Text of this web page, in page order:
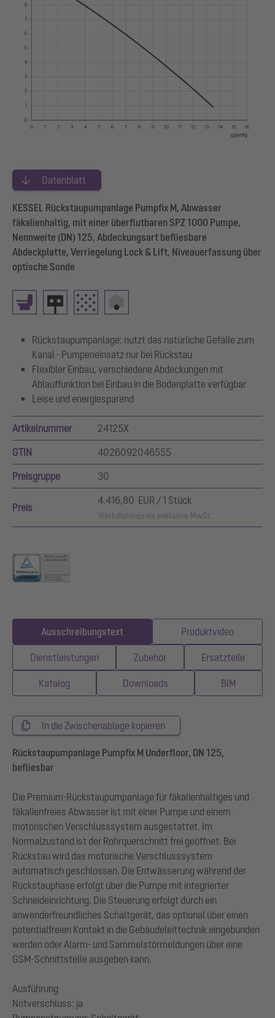
Datenblatt
KESSEL Rückstaupumpanlage Pumpfix M, Abwasser
fäkalienhaltig, mit einer überflutbaren SPZ 1000 Pumpe,
Nennweite (DN) 125, Abdeckungsart befliesbare
Abdeckplatte, Verriegelung Lock & Lift, Niveauerfassung über
optische Sonde
Rückstaupumpanlage: nutzt das natürliche Gefälle zum
Kanal - Pumpeneinsatz nur bei Rückstau
Flexibler Einbau, verschiedene Abdeckungen mit
Ablauffunktion bei Einbau in die Bodenplatte verfügbar
Leise und energiesparend
Artikelnummer 24125X
GTIN 4026092046555
Preisgruppe 30
Preis
4.416,80 EUR / 1 Stück
Werkslistenpreis exklusive MwSt.
Ausschreibungstext Produktvideo
Dienstleistungen Zubehör Ersatzteile
Katalog Downloads BIM
In die Zwischenablage kopieren
Rückstaupumpanlage Pumpfix M Underfloor, DN 125,
befliesbar
Die Premium-Rückstaupumpanlage für fäkalienhaltiges und
fäkalienfreies Abwasser ist mit einer Pumpe und einem
motorischen Verschlusssystem ausgestattet. Im
Normalzustand ist der Rohrquerschnitt frei geöffnet. Bei
Rückstau wird das motorische Verschlusssystem
automatisch geschlossen. Die Entwässerung während der
Rückstauphase erfolgt über die Pumpe mit integrierter
Schneideinrichtung. Die Steuerung erfolgt durch ein
anwenderfreundliches Schaltgerät, das optional über einen
potentialfreien Kontakt in die Gebäudeleittechnik eingebunden
werden oder Alarm- und Sammelstörmeldungen über eine
GSM-Schnittstelle ausgeben kann.
Ausführung
Notverschluss: ja